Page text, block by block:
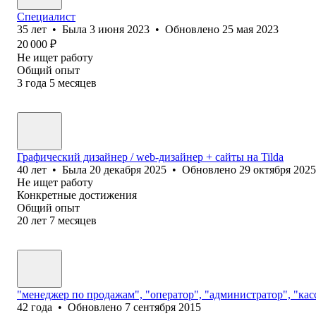
Специалист
35 лет • Была 3 июня 2023 • Обновлено 25 мая 2023
20 000 ₽
Не ищет работу
Общий опыт
3 года 5 месяцев
Графический дизайнер / web-дизайнер + сайты на Tilda
40 лет • Была 20 декабря 2025 • Обновлено 29 октября 2025
Не ищет работу
Конкретные достижения
Общий опыт
20 лет 7 месяцев
"менеджер по продажам", "оператор", "администратор",
42 года • Обновлено 7 сентября 2015